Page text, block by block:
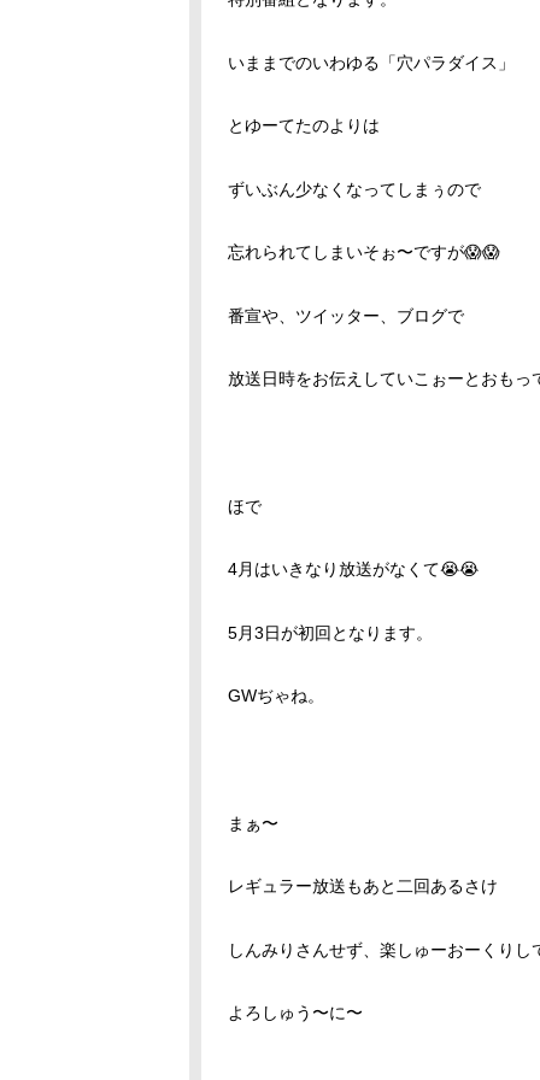
いままでのいわゆる「穴パラダイス」
とゆーてたのよりは
ずいぶん少なくなってしまぅので
忘れられてしまいそぉ〜ですが😱😱
番宣や、ツイッター、ブログで
放送日時をお伝えしていこぉーとおもっ
ほで
4月はいきなり放送がなくて😭😭
5月3日が初回となります。
GWぢゃね。
まぁ〜
レギュラー放送もあと二回あるさけ
しんみりさんせず、楽しゅーおーくりし
よろしゅう〜に〜